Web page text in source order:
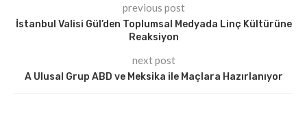
previous post
İstanbul Valisi Gül’den Toplumsal Medyada Linç Kültürüne
Reaksiyon
next post
A Ulusal Grup ABD ve Meksika ile Maçlara Hazırlanıyor